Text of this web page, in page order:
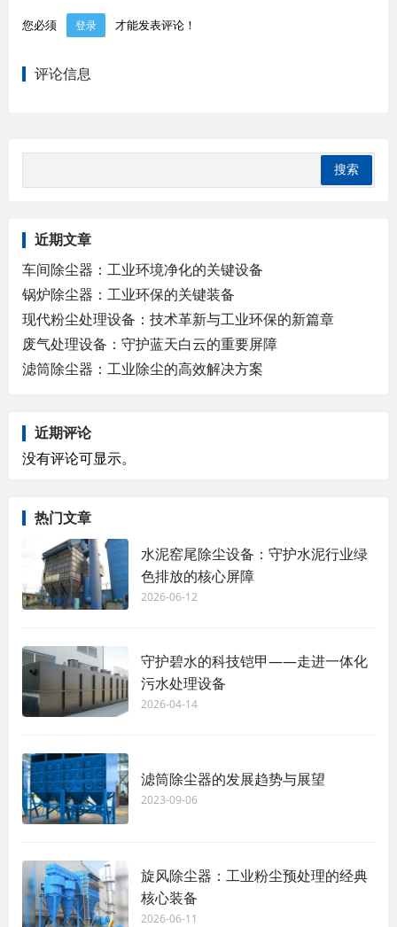
您必须 登录 才能发表评论！
评论信息
近期文章
车间除尘器：工业环境净化的关键设备
锅炉除尘器：工业环保的关键装备
现代粉尘处理设备：技术革新与工业环保的新篇章
废气处理设备：守护蓝天白云的重要屏障
滤筒除尘器：工业除尘的高效解决方案
近期评论
没有评论可显示。
热门文章
水泥窑尾除尘设备：守护水泥行业绿
色排放的核心屏障
2026-06-12
守护碧水的科技铠甲——走进一体化
污水处理设备
2026-04-14
滤筒除尘器的发展趋势与展望
2023-09-06
旋风除尘器：工业粉尘预处理的经典
核心装备
2026-06-11